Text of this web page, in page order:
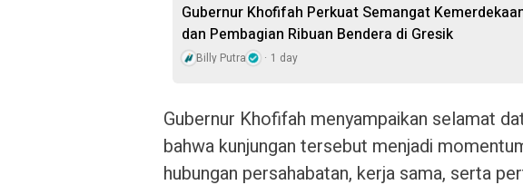
Gubernur Khofifah Perkuat Semangat
dan Pembagian Ribuan Bendera di Gresik
Billy Putra 1 day
Gubernur Khofifah menyampaikan selamat
bahwa kunjungan tersebut menjadi
hubungan persahabatan, kerja sama, serta